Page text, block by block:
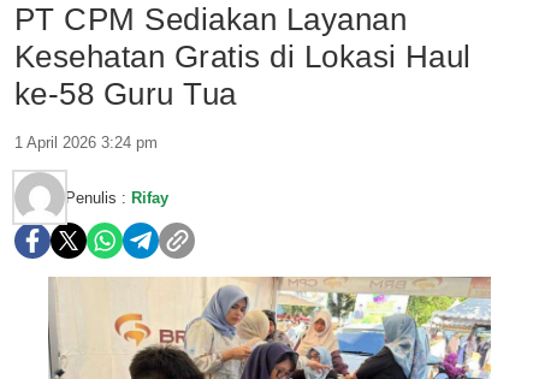
PT CPM Sediakan Layanan
Kesehatan Gratis di Lokasi Haul
ke-58 Guru Tua
1 April 2026 3:24 pm
Penulis : Rifay